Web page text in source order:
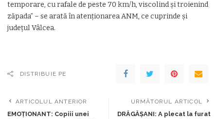
temporare, cu rafale de peste 70 km/h, viscolind şi troienind
zăpada” – se arată în atenţionarea ANM, ce cuprinde şi
judeţul Vâlcea.
DISTRIBUIE PE
ARTICOLUL ANTERIOR
EMOŢIONANT: Copiii unei
URMĂTORUL ARTICOL
DRĂGĂŞANI: A plecat la furat